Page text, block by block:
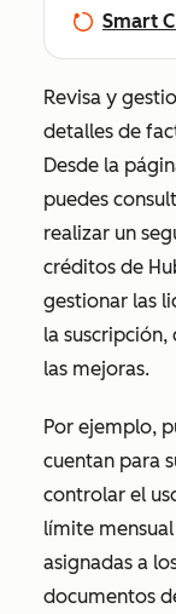
Smart
Revisa y
detalles de
Desde la
puedes
realizar un
créditos de
gestionar las
la
las mejoras.
Por ejemplo,
cuentan para
controlar el
límite
asignadas a
documentos